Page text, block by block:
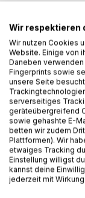
Auf die Merkliste
Titel bewerten
BESCHREIBUNG
Wir respektieren
Wir nutzen Cookies
Website. Einige von
Daneben
Fingerprints sowie
unsere Seite
serverseitiges
geräteübergreifend
sowie gehashte E-
betten wir zudem
Plattformen). Wir
etwaiges Tracking
Einstellung willigst
kannst deine
jederzeit mit